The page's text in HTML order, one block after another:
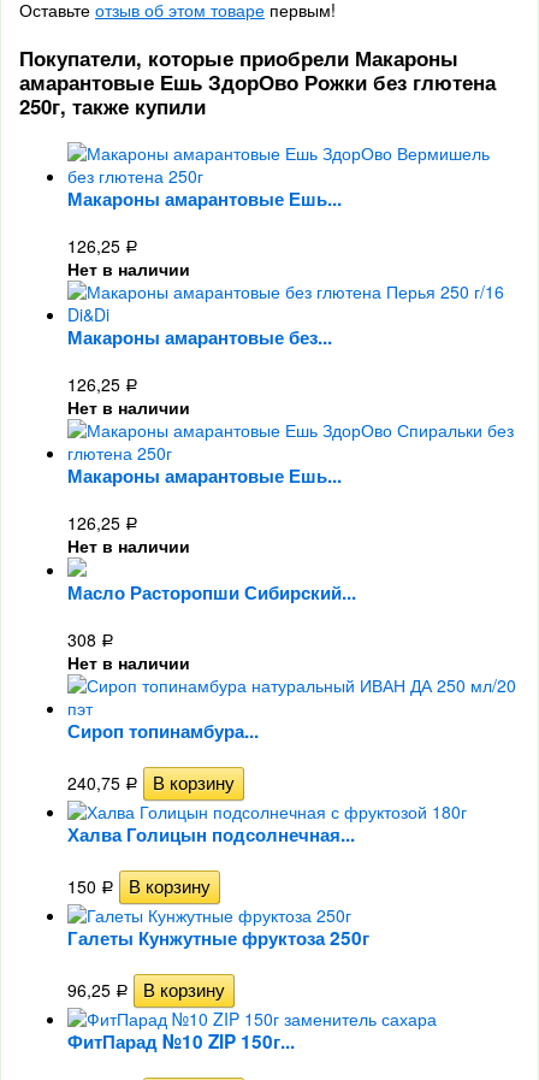
Оставьте отзыв об этом товаре первым!
Покупатели, которые приобрели Макароны
амарантовые Ешь ЗдорОво Рожки без глютена
250г, также купили
Макароны амарантовые Ешь...
126,25 Р
Нет в наличии
Макароны амарантовые без...
126,25 Р
Нет в наличии
Макароны амарантовые Ешь...
126,25 Р
Нет в наличии
Масло Расторопши Сибирский...
308 Р
Нет в наличии
Сироп топинамбура...
240,75 Р
Халва Голицын подсолнечная...
150 Р
Галеты Кунжутные фруктоза 250г
96,25 Р
ФитПарад №10 ZIP 150г...